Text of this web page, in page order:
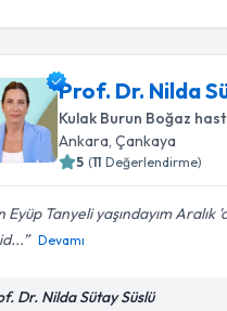
Prof. Dr. Nilda
Kulak Burun Boğaz
Ankara, Çankaya
5 (11 Değerlendirme)
Eyüp Tanyeli yaşındayım Aralık
Devamı
Dr. Nilda Sütay Süslü